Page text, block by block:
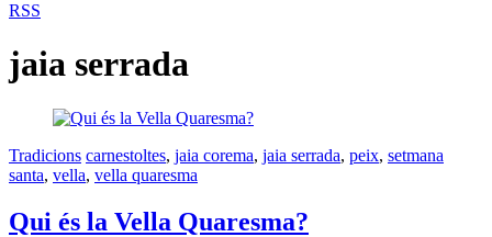
RSS
jaia serrada
Tradicions carnestoltes, jaia corema, jaia serrada, peix, setmana
santa, vella, vella quaresma
Qui és la Vella Quaresma?